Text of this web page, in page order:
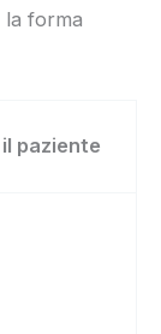
forma
paziente